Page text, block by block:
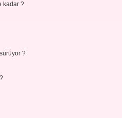
kadar ?
?